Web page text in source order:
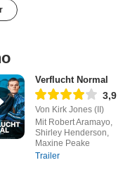
Verflucht Normal
3,9
Von Kirk Jones (II)
Mit Robert Aramayo,
Shirley Henderson,
Maxine Peake
Trailer